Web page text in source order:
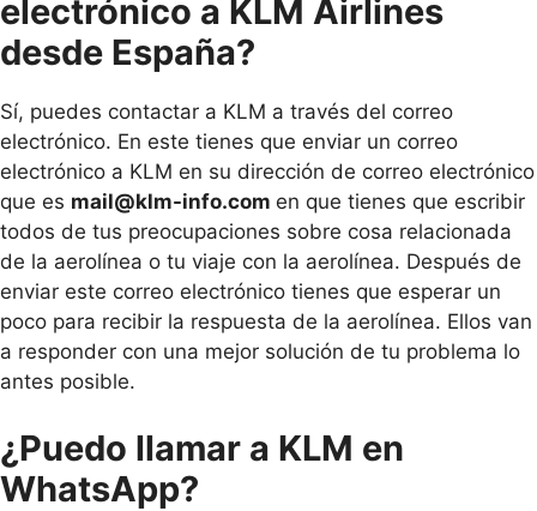
electrónico a KLM Airlines
desde España?
Sí, puedes contactar a KLM a través del correo
electrónico. En este tienes que enviar un correo
electrónico a KLM en su dirección de correo electrónico
que es mail@klm-info.com en que tienes que escribir
todos de tus preocupaciones sobre cosa relacionada
de la aerolínea o tu viaje con la aerolínea. Después de
enviar este correo electrónico tienes que esperar un
poco para recibir la respuesta de la aerolínea. Ellos van
a responder con una mejor solución de tu problema lo
antes posible.
¿Puedo llamar a KLM en
WhatsApp?